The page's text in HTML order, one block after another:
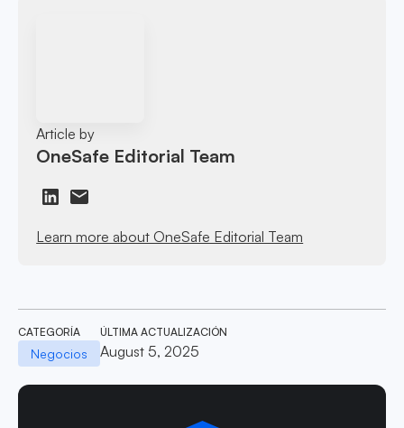
Article by
OneSafe Editorial Team
Learn more about OneSafe Editorial Team
CATEGORÍA
Negocios
ÚLTIMA ACTUALIZACIÓN
August 5, 2025